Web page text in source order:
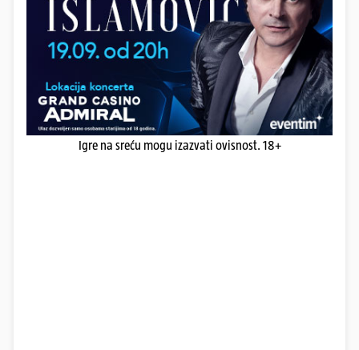
Igre na sreću mogu izazvati ovisnost. 18+